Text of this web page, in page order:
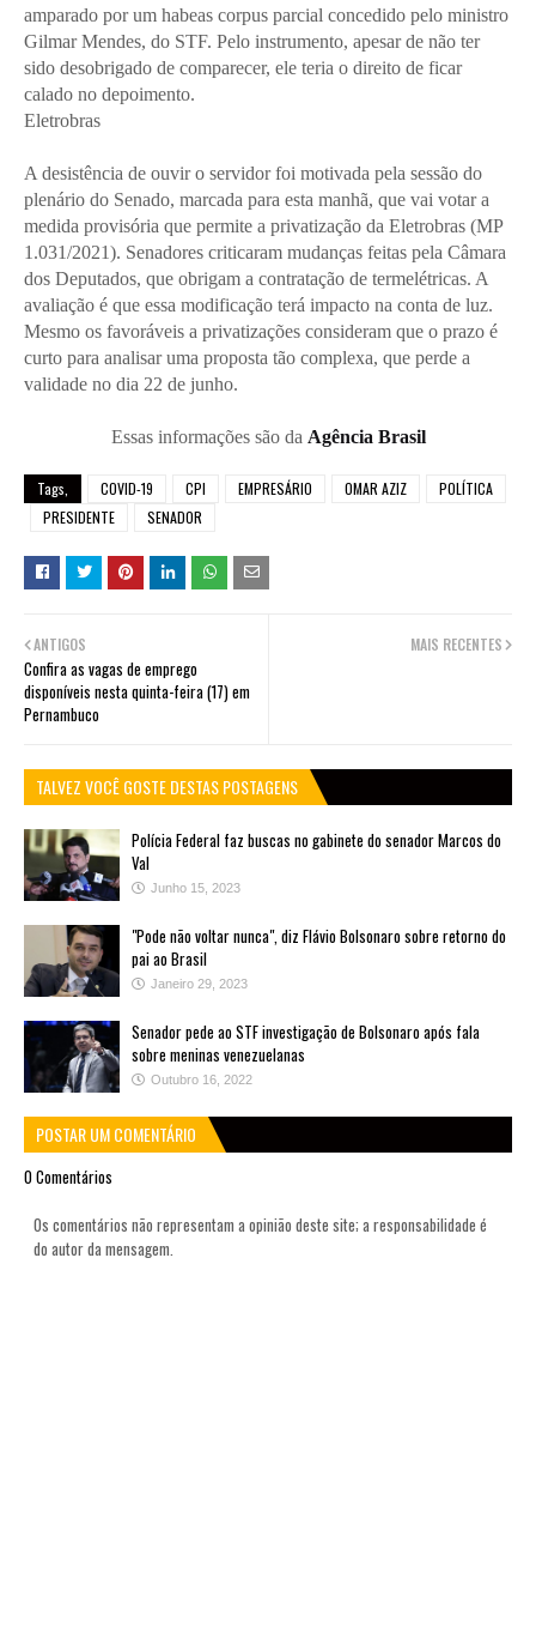
amparado por um habeas corpus parcial concedido pelo ministro
Gilmar Mendes, do STF. Pelo instrumento, apesar de não ter
sido desobrigado de comparecer, ele teria o direito de ficar
calado no depoimento.
Eletrobras
A desistência de ouvir o servidor foi motivada pela sessão do
plenário do Senado, marcada para esta manhã, que vai votar a
medida provisória que permite a privatização da Eletrobras (MP
1.031/2021). Senadores criticaram mudanças feitas pela Câmara
dos Deputados, que obrigam a contratação de termelétricas. A
avaliação é que essa modificação terá impacto na conta de luz.
Mesmo os favoráveis a privatizações consideram que o prazo é
curto para analisar uma proposta tão complexa, que perde a
validade no dia 22 de junho.
Essas informações são da Agência Brasil
Tags, COVID-19 CPI EMPRESÁRIO OMAR AZIZ
POLÍTICA
PRESIDENTE
SENADOR
MAIS RECENTES
ANTIGOS
Confira as vagas de emprego
disponíveis nesta quinta-feira (17) em
Pernambuco
TALVEZ VOCÊ GOSTE DESTAS POSTAGENS
Polícia Federal faz buscas no gabinete do senador Marcos do
Val
Junho 15, 2023
"Pode não voltar nunca", diz Flávio Bolsonaro sobre retorno do
pai ao Brasil
Janeiro 29, 2023
Senador pede ao STF investigação de Bolsonaro após fala
sobre meninas venezuelanas
Outubro 16, 2022
POSTAR UM COMENTÁRIO
0 Comentários
Os comentários não representam a opinião deste site; a responsabilidade é
do autor da mensagem.